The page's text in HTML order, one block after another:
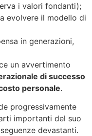
i valori fondanti);
evolvere il modello di
in generazioni,
un avvertimento
di successo
personale.
progressivamente
importanti del suo
devastanti.